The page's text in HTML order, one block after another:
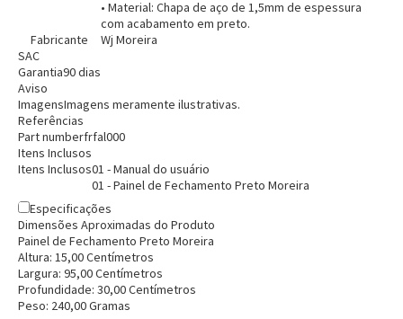
Entrega Flash
Cartão de crédito
Pagamento via Pix
Retire na Loja
• Material: Chapa de aço de 1,5mm de espessura
com acabamento em preto.
Fabricante
Wj Moreira
SAC
Garantia90 dias
Aviso
ImagensImagens meramente ilustrativas.
Referências
Part numberfrfal000
Itens Inclusos
Itens Inclusos01 - Manual do usuário
01 - Painel de Fechamento Preto Moreira
Especificações
Dimensões Aproximadas do Produto
Painel de Fechamento Preto Moreira
Altura: 15,00Centímetros
Largura: 95,00Centímetros
Profundidade: 30,00Centímetros
Peso: 240,00Gramas